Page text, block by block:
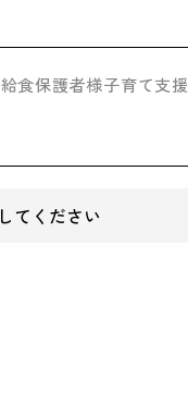
給食保護者様子育て支援